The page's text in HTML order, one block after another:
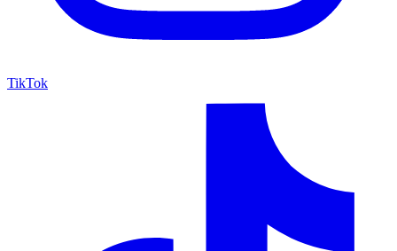
TikTok